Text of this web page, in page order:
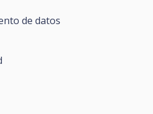
de datos